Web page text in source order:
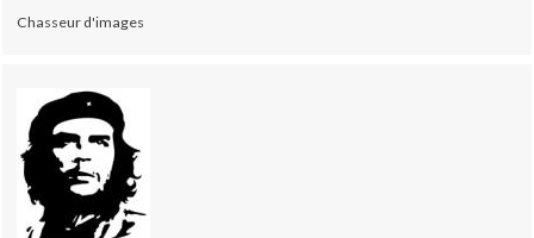
Chasseur d'images